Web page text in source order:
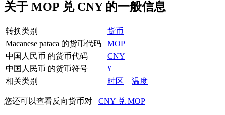
关于 MOP 兑 CNY 的一般信息
转换类别
货币
Macanese pataca 的货币代码
MOP
中国人民币 的货币代码
CNY
中国人民币 的货币符号
¥
相关类别
时区 温度
您还可以查看反向货币对 CNY 兑 MOP